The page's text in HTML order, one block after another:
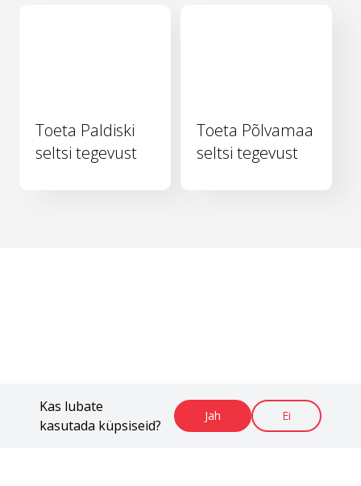
Kas lubate
kasutada küpsiseid?
Jah Ei
Toeta Paldiski
seltsi tegevust
Toeta Põlvamaa
seltsi tegevust